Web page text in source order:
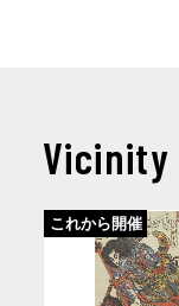
Vicinity
これから開催